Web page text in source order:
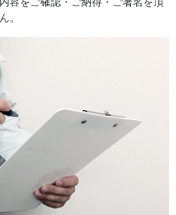
例の一覧はこちら
。